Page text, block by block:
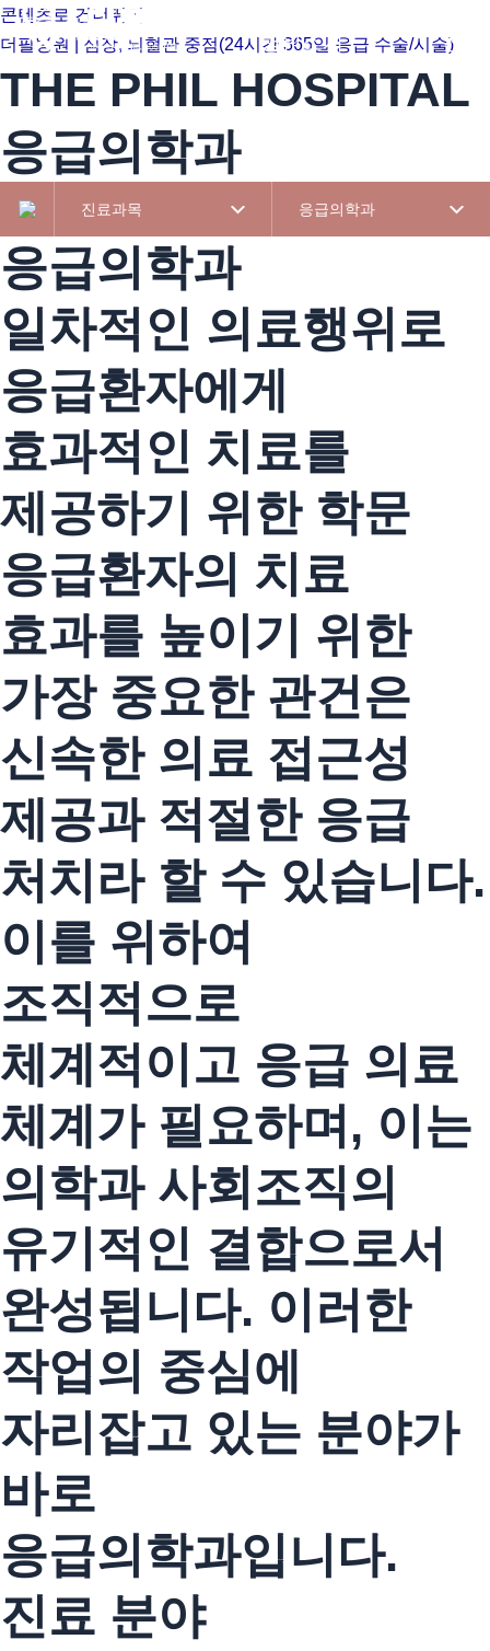
콘텐츠로 건너뛰기
더필병원 | 심장, 뇌혈관 중점(24시간 365일 응급 수술/시술)
병원소개 진료
THE PHIL HOSPITAL
응급의학과
진료과목 응급의학과
응급의학과
일차적인 의료행위로
응급환자에게
효과적인 치료를
제공하기 위한 학문
응급환자의 치료
효과를 높이기 위한
가장 중요한 관건은
신속한 의료 접근성
제공과 적절한 응급
처치라 할 수 있습니다.
이를 위하여
조직적으로
체계적이고 응급 의료
체계가 필요하며, 이는
의학과 사회조직의
유기적인 결합으로서
완성됩니다. 이러한
작업의 중심에
자리잡고 있는 분야가
바로
응급의학과입니다.
진료 분야